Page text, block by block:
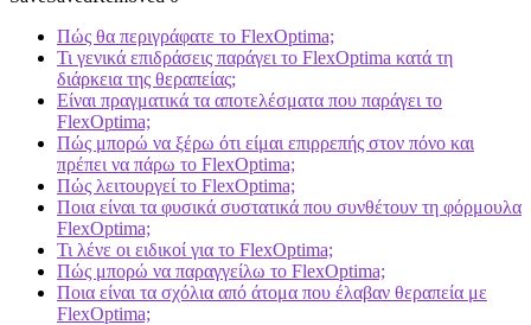
Πώς θα περιγράφατε το FlexOptima;
Τι γενικά επιδράσεις παράγει το FlexOptima κατά τη
διάρκεια της θεραπείας;
Είναι πραγματικά τα αποτελέσματα που παράγει το
FlexOptima;
Πώς μπορώ να ξέρω ότι είμαι επιρρεπής στον πόνο και
πρέπει να πάρω το FlexOptima;
Πώς λειτουργεί το FlexOptima;
Ποια είναι τα φυσικά συστατικά που συνθέτουν τη φόρμουλα
FlexOptima;
Τι λένε οι ειδικοί για το FlexOptima;
Πώς μπορώ να παραγγείλω το FlexOptima;
Ποια είναι τα σχόλια από άτομα που έλαβαν θεραπεία με
FlexOptima;